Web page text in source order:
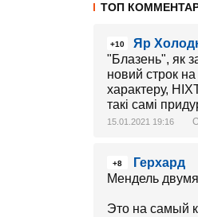
ТОП
+10
Яр
"Блазень", як
новий строк
характеру,
такі самі
15.01.2021 19:16
+8
Герхард
Мендель
Это на самый